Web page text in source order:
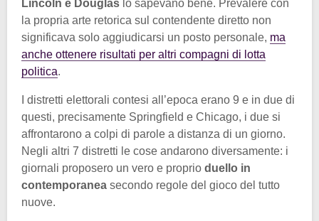
Lincoln e Douglas lo sapevano bene. Prevalere con
la propria arte retorica sul contendente diretto non
significava solo aggiudicarsi un posto personale, ma
anche ottenere risultati per altri compagni di lotta
politica.
I distretti elettorali contesi all’epoca erano 9 e in due di
questi, precisamente Springfield e Chicago, i due si
affrontarono a colpi di parole a distanza di un giorno.
Negli altri 7 distretti le cose andarono diversamente: i
giornali proposero un vero e proprio duello in
contemporanea secondo regole del gioco del tutto
nuove.